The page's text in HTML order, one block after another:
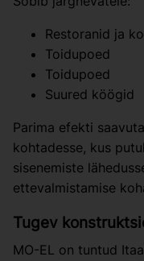
Restoranid ja
Toidupoed
Toidupoed
Suured köögid
Parima efekti
kohtadesse, kus
sisenemiste
ettevalmistamise
Tugev
MO-EL on tuntud